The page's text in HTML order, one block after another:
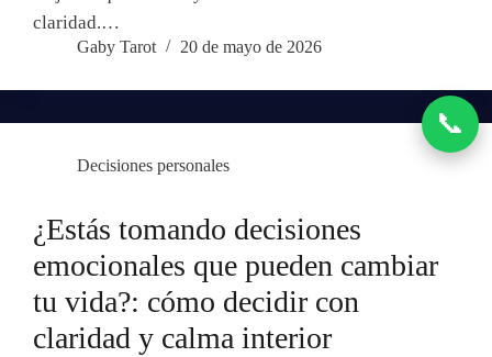
claridad.…
Gaby Tarot 20 de mayo de 2026
Decisiones personales
¿Estás tomando decisiones
emocionales que pueden cambiar
tu vida?: cómo decidir con
claridad y calma interior
📞